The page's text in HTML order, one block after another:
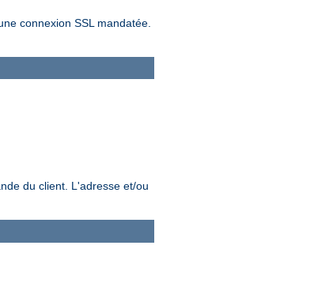
connexion SSL mandatée.
du client. L'adresse et/ou